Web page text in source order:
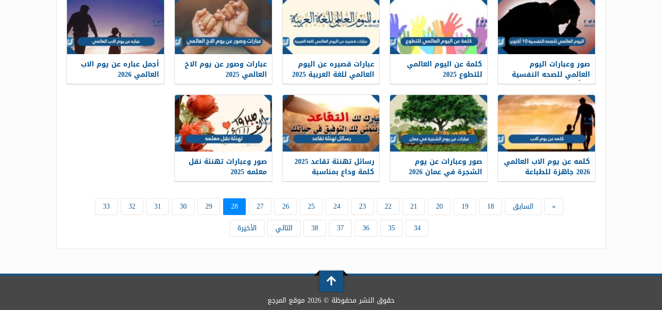
صور وعبارات اليوم
العالمي للصحه النفسية
10 أكتوبر 2025
كلمة عن اليوم العالمي
للتطوع 2025
عبارات قصيره عن اليوم
العالمي للغة العربية 2025
بالصور
عبارات وصور عن يوم الاخ
العالمي 2025
أجمل عباره عن يوم الاب
العالمي 2026
كلمه عن يوم الاب العالمي
2026 جاهزة للطباعة
صور وعبارات عن يوم
الشجرة في عمان 2026
رسائل تهنئة تقاعد 2025
كلمة وداع بمناسبة
التقاعد
صور وعبارات تهنئة نقل
معلمه 2025
« السابق 18
19
20
21
22
23
24
25
26
27
28
29
30
31
32
33
34
35
36
37
38 التالي الأخيرة
حقوق النشر محفوظة © 2026 موقع المرجع